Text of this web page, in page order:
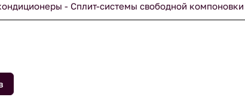
- Сплит-системы свободной компоновки